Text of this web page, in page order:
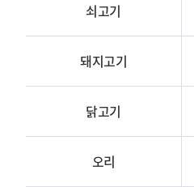
쇠고기
돼지고기
닭고기
오리